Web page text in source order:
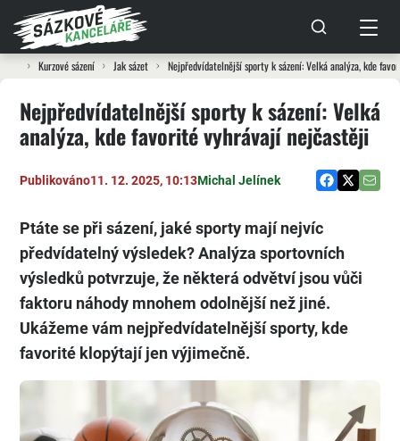
Kurzové sázení Jak sázet Nejpředvídatelnější sporty k sázení: Velká analýza, kde
Nejpředvídatelnější sporty k sázení: Velká
analýza, kde favorité vyhrávají nejčastěji
Publikováno11. 12. 2025, 10:13Michal Jelínek
Ptáte se při sázení, jaké sporty mají nejvíc
předvídatelný výsledek? Analýza sportovních
výsledků potvrzuje, že některá odvětví jsou vůči
faktoru náhody mnohem odolnější než jiné.
Ukážeme vám nejpředvídatelnější sporty, kde
favorité klopýtají jen výjimečně.